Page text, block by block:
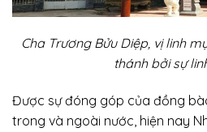
Cha Trương Bửu Diệp, vị linh
thánh bởi sự
Được sự đóng góp của đồng
trong và ngoài nước, hiện nay